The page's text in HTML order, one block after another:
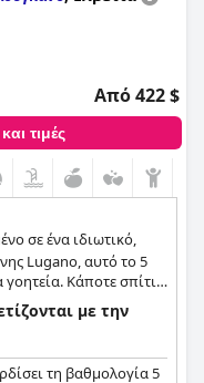
και το θεωρούν μια
στην Ελβετία.
Από 422 $
τιμές
σε ένα ιδιωτικό,
Lugano, αυτό το 5
Κάποτε σπίτι
κομψότητα και
εξυπηρέτηση.
με αστέρι
και τη λίμνη από τα
με την
τη βαθμολογία 5